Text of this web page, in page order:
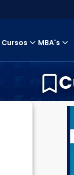
Cursos MBA's